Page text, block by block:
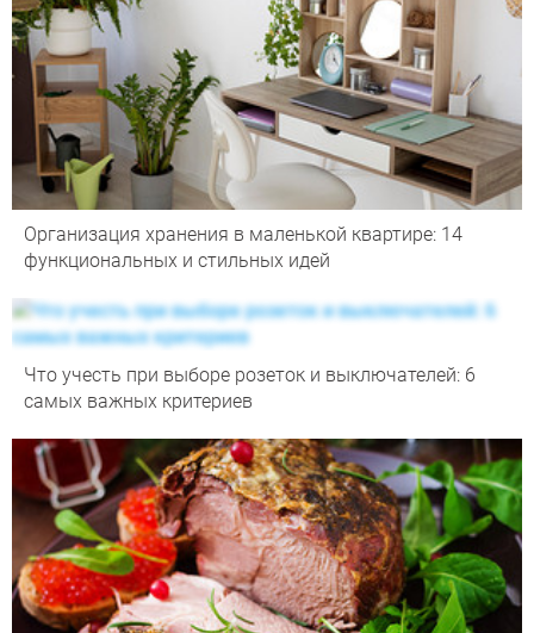
Организация хранения в маленькой квартире: 14
функциональных и стильных идей
Что учесть при выборе розеток и выключателей: 6
самых важных критериев